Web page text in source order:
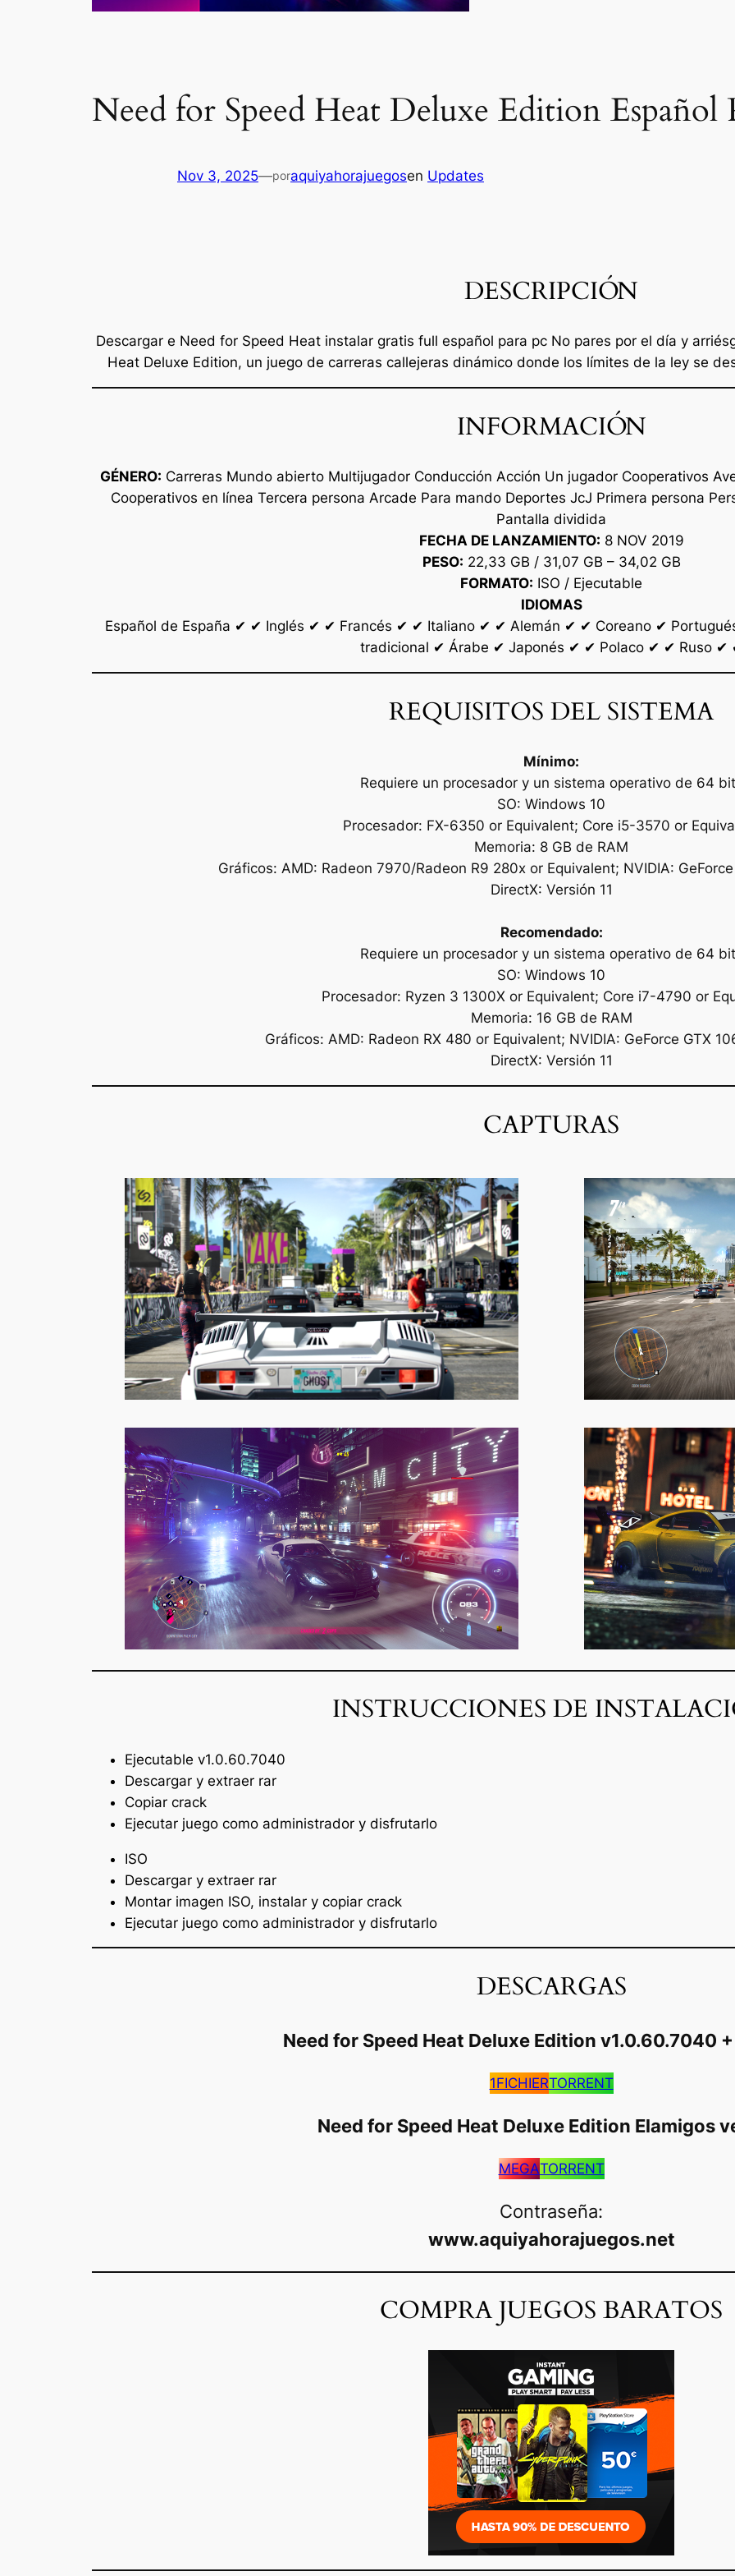
Need for Speed Heat Deluxe Edition Español
Nov 3, 2025—poraquiyahorajuegosen Updates
DESCRIPCIÓN
Descargar e Need for Speed Heat instalar gratis full español para pc No pares por el día y
Heat Deluxe Edition, un juego de carreras callejeras dinámico donde los límites de la ley se
INFORMACIÓN
GÉNERO: Carreras Mundo abierto Multijugador Conducción Acción Un jugador Cooperativos
Cooperativos en línea Tercera persona Arcade Para mando Deportes JcJ Primera persona
Pantalla dividida
FECHA DE LANZAMIENTO: 8 NOV 2019
PESO: 22,33 GB / 31,07 GB – 34,02 GB
FORMATO: ISO / Ejecutable
IDIOMAS
Español de España ✔ ✔ Inglés ✔ ✔ Francés ✔ ✔ Italiano ✔ ✔ Alemán ✔ ✔ Coreano ✔
tradicional ✔ Árabe ✔ Japonés ✔ ✔ Polaco ✔ ✔ Ruso ✔
REQUISITOS DEL SISTEMA
Mínimo:
Requiere un procesador y un sistema operativo de 64
SO: Windows 10
Procesador: FX-6350 or Equivalent; Core i5-3570 or
Memoria: 8 GB de RAM
Gráficos: AMD: Radeon 7970/Radeon R9 280x or Equivalent; NVIDIA:
DirectX: Versión 11
Recomendado:
Requiere un procesador y un sistema operativo de 64
SO: Windows 10
Procesador: Ryzen 3 1300X or Equivalent; Core i7-4790 or
Memoria: 16 GB de RAM
Gráficos: AMD: Radeon RX 480 or Equivalent; NVIDIA: GeForce GTX
DirectX: Versión 11
CAPTURAS
INSTRUCCIONES DE
Ejecutable v1.0.60.7040
Descargar y extraer rar
Copiar crack
Ejecutar juego como administrador y disfrutarlo
ISO
Descargar y extraer rar
Montar imagen ISO, instalar y copiar crack
Ejecutar juego como administrador y disfrutarlo
DESCARGAS
Need for Speed Heat Deluxe Edition v1.0.60.7040 +
1FICHIERTORRENT
Need for Speed Heat Deluxe Edition Elamigos
MEGATORRENT
Contraseña:
www.aquiyahorajuegos.net
COMPRA JUEGOS BARATOS